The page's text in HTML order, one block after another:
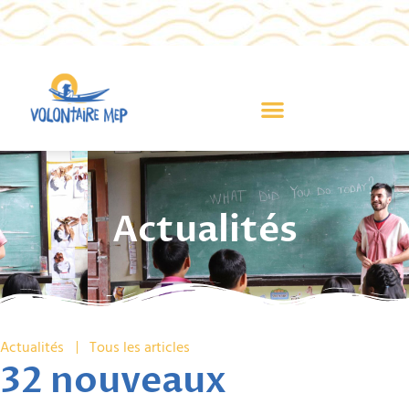
Actualités
Actualités Tous les articles
32 nouveaux